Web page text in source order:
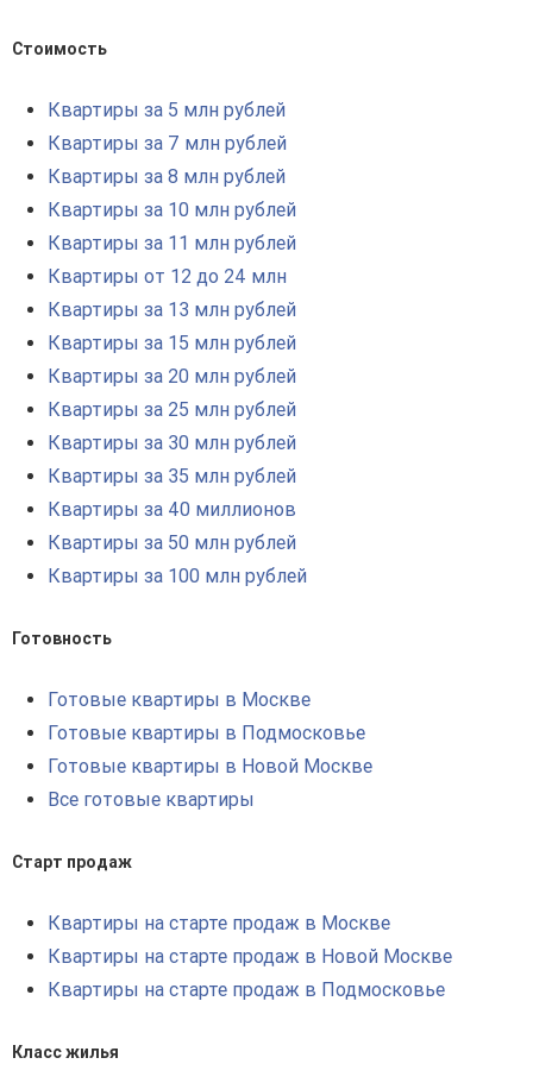
Стоимость
Квартиры за 5 млн рублей
Квартиры за 7 млн рублей
Квартиры за 8 млн рублей
Квартиры за 10 млн рублей
Квартиры за 11 млн рублей
Квартиры от 12 до 24 млн
Квартиры за 13 млн рублей
Квартиры за 15 млн рублей
Квартиры за 20 млн рублей
Квартиры за 25 млн рублей
Квартиры за 30 млн рублей
Квартиры за 35 млн рублей
Квартиры за 40 миллионов
Квартиры за 50 млн рублей
Квартиры за 100 млн рублей
Готовность
Готовые квартиры в Москве
Готовые квартиры в Подмосковье
Готовые квартиры в Новой Москве
Все готовые квартиры
Старт продаж
Квартиры на старте продаж в Москве
Квартиры на старте продаж в Новой Москве
Квартиры на старте продаж в Подмосковье
Класс жилья